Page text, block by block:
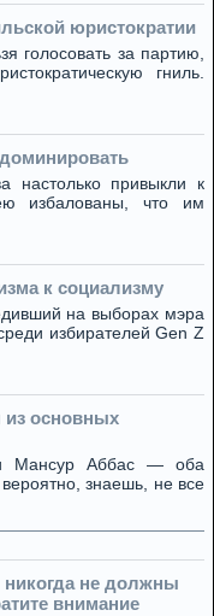
юристократии
голосовать за партию,
гниль.
настолько привыкли к
избалованы, что им
к социализму
на выборах мэра
избирателей Gen Z
из основных
Мансур Аббас — оба
знаешь, не все
не должны
внимание